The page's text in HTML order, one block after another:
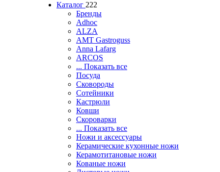
Каталог 222
Бренды
Adhoc
ALZA
AMT Gastroguss
Anna Lafarg
ARCOS
... Показать все
Посуда
Сковороды
Сотейники
Кастрюли
Ковши
Скороварки
... Показать все
Ножи и аксессуары
Керамические кухонные ножи
Керамотитановые ножи
Кованые ножи